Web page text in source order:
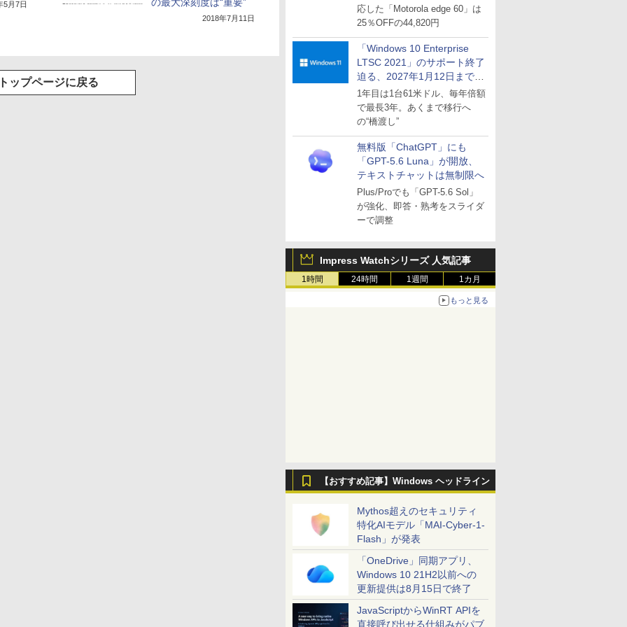
応した「Motorola edge 60」は
25％OFFの44,820円
「Windows 10 Enterprise
LTSC 2021」のサポート終了
迫る、2027年1月12日まで
～ESUは9月1日から販売
1年目は1台61米ドル、毎年倍額
で最長3年。あくまで移行へ
の“橋渡し”
無料版「ChatGPT」にも
「GPT-5.6 Luna」が開放、
テキストチャットは無制限へ
Plus/Proでも「GPT-5.6 Sol」
が強化、即答・熟考をスライダ
ーで調整
Impress Watchシリーズ 人気記事
1時間 24時間 1週間 1カ月
もっと見る
【おすすめ記事】Windows ヘッドライン
Mythos超えのセキュリティ
特化AIモデル「MAI-Cyber-1-
Flash」が発表
「OneDrive」同期アプリ、
Windows 10 21H2以前への
更新提供は8月15日で終了
JavaScriptからWinRT APIを
直接呼び出せる仕組みがパブ
5月7日 の最大深刻度は“重要”
2018年7月11日
ップページに戻る